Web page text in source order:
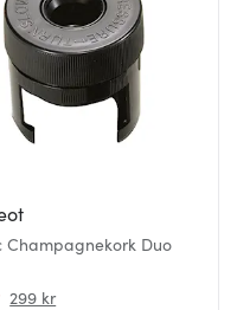
Champagnekork Duo
299 kr